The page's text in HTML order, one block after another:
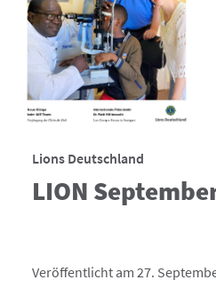
Lions Deutschland
LION
Veröffentlicht am 27.